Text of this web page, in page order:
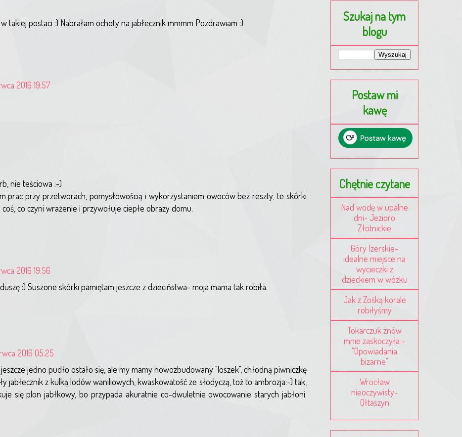
takiej postaci :) Nabrałam ochoty na jabłecznik mmmm Pozdrawiam :)
2016 19:57
nie teściowa :-)
prac przy przetworach, pomysłowością i wykorzystaniem owoców bez reszty; te skórki
co czyni wrażenie i przywołuje ciepłe obrazy domu.
2016 19:56
:) Suszone skórki pamiętam jeszcze z dzieciństwa- moja mama tak robiła.
2016 05:25
jedno pudło ostało się, ale my mamy nowozbudowany "loszek", chłodną piwniczkę
jabłecznik z kulką lodów waniliowych, kwaskowatość ze słodyczą, toż to ambrozja:-) tak,
się plon jabłkowy, bo przypada akuratnie co-dwuletnie owocowanie starych jabłoni;
Szukaj na tym
blogu
Postaw mi
kawę
Chętnie czytane
Nad wodę w upalne
dni- Jezioro
Złotnickie
Góry Izerskie-
idealne miejsce na
wycieczki z
dzieckiem w wózku
Jak z Zośką korale
robiłyśmy
Tokarczuk znów
mnie zaskoczyła -
"Opowiadania
bizarne"
Wrocław
nieoczywisty-
Ołtaszyn